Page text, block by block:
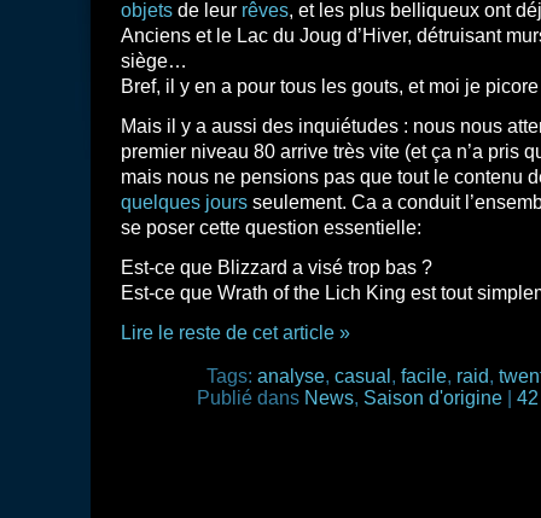
objets de leur rêves, et les plus belliqueux ont
Anciens et le Lac du Joug d’Hiver, détruisant
siège…
Bref, il y en a pour tous les gouts, et moi je
Mais il y a aussi des inquiétudes : nous nous
premier niveau 80 arrive très vite (et ça n’a pris
mais nous ne pensions pas que tout le contenu
quelques jours seulement. Ca a conduit
se poser cette question essentielle:
Est-ce que Blizzard a visé trop bas ?
Est-ce que Wrath of the Lich King est tout
Lire le reste de cet article »
Tags: analyse, casual , facile, raid,
Publié dans News, Saison d'origine|